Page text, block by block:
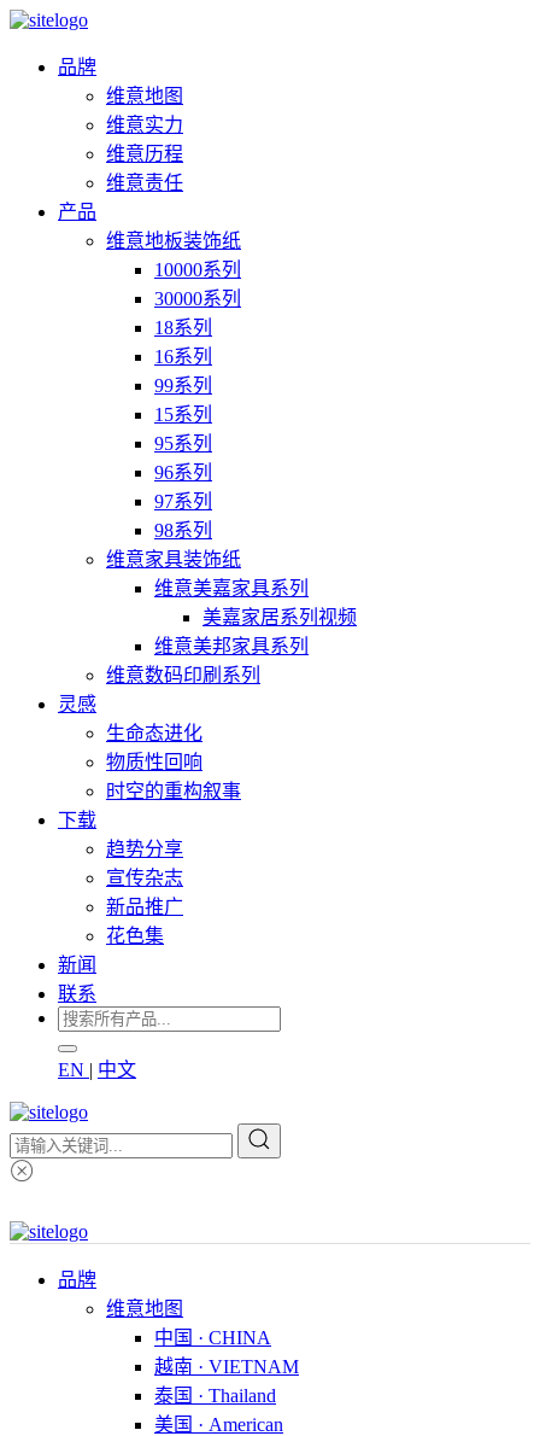
品牌
维意地图
维意实力
维意历程
维意责任
产品
维意地板装饰纸
10000系列
30000系列
18系列
16系列
99系列
15系列
95系列
96系列
97系列
98系列
维意家具装饰纸
维意美嘉家具系列
美嘉家居系列视频
维意美邦家具系列
维意数码印刷系列
灵感
生命态进化
物质性回响
时空的重构叙事
下载
趋势分享
宣传杂志
新品推广
花色集
新闻
联系
EN | 中文
品牌
维意地图
中国 · CHINA
越南 · VIETNAM
泰国 · Thailand
美国 · American